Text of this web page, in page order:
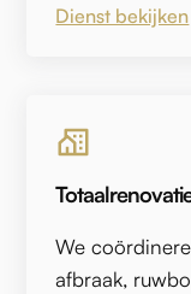
Dienst bekijken
We
afbraak,